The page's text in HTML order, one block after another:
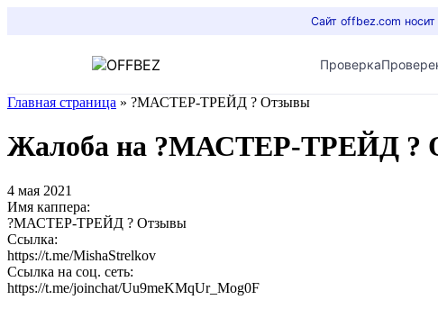
Сайт offbez.com
Проверка
Главная страница » ?МАСТЕР-ТРЕЙД ? Отзывы
Жалоба на ?МАСТЕР-ТРЕЙД ?
4 мая 2021
Имя каппера:
?МАСТЕР-ТРЕЙД ? Отзывы
Ссылка:
https://t.me/MishaStrelkov
Ссылка на соц. сеть:
https://t.me/joinchat/Uu9meKMqUr_Mog0F